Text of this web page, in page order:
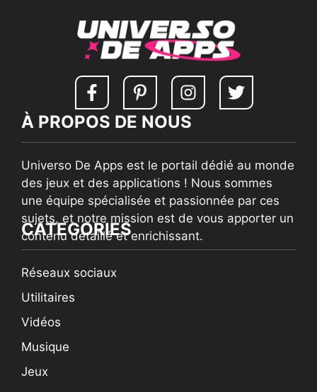
À PROPOS DE NOUS
Universo De Apps est le portail dédié au monde
des jeux et des applications ! Nous sommes
une équipe spécialisée et passionnée par ces
sujets, et notre mission est de vous apporter un
contenu détaillé et enrichissant.
CATEGORIES
Réseaux sociaux
Utilitaires
Vidéos
Musique
Jeux